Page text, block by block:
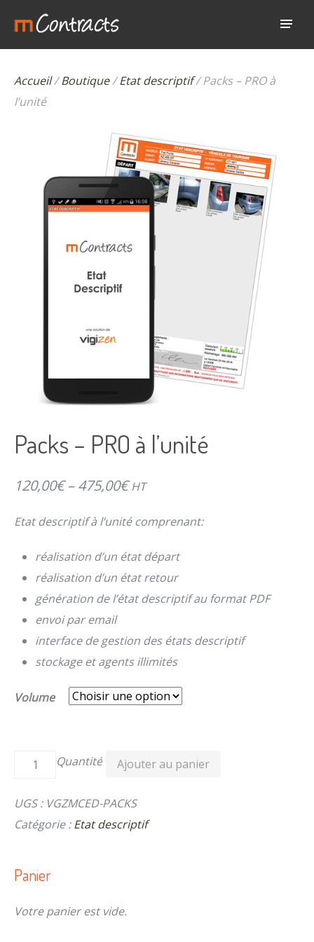
Accueil/Boutique/Etat descriptif/ Packs – PRO à
l’unité
Packs – PRO à l’unité
120,00€–475,00€ HT
Etat descriptif à l’unité comprenant:
réalisation d’un état départ
réalisation d’un état retour
génération de l’état descriptif au format PDF
envoi par email
interface de gestion des états descriptif
stockage et agents illimités
Volume
Quantité Ajouter au panier
UGS : VGZMCED-PACKS
Catégorie :Etat descriptif
Panier
Votre panier est vide.